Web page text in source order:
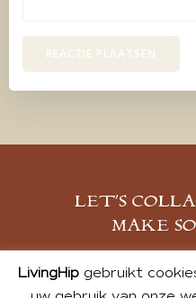
LET’S
MAKE
LivingHipgebruikt